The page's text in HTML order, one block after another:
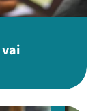
Flick TikTok